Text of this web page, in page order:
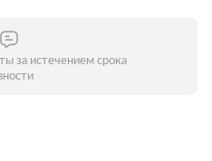
за истечением срока